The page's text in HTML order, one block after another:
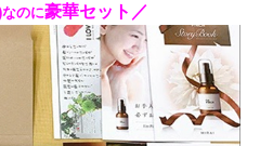
のに豪華セット／